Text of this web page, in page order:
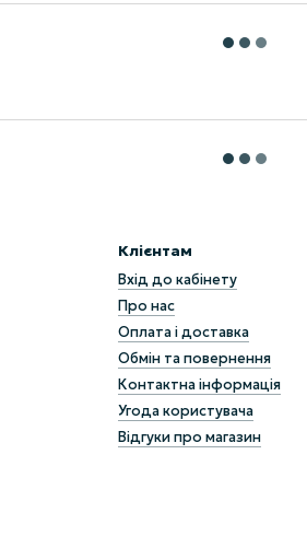
Клієнтам
Вхід до кабінету
Про нас
Оплата і доставка
Обмін та повернення
Контактна інформація
Угода користувача
Відгуки про магазин